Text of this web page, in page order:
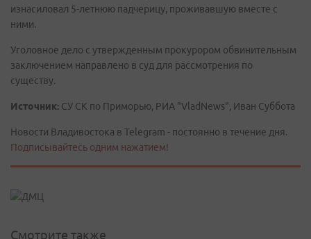
изнасиловал 5-летнюю падчерицу, проживавшую вместе с
ними.
Уголовное дело с утвержденным прокурором обвинительным
заключением направлено в суд для рассмотрения по
существу.
Источник: СУ СК по Приморью, РИА "VladNews", Иван Суббота
Новости Владивостока в Telegram - постоянно в течение дня.
Подписывайтесь одним нажатием!
Смотрите также